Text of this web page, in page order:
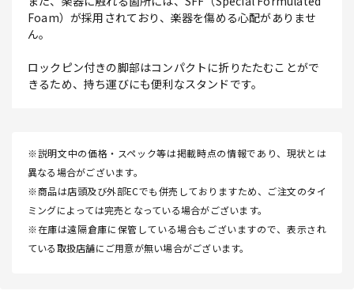
Foam）が採用されており、楽器を傷める心配がありませ
ん。
ロックピン付きの脚部はコンパクトに折りたたむことがで
きるため、持ち運びにも便利なスタンドです。
※説明文中の価格・スペック等は掲載時点の情報であり、現状とは
異なる場合がございます。
※商品は店頭及び外部ECでも併売しておりますため、ご注文のタイ
ミングによっては完売となっている場合がございます。
※在庫は遠隔倉庫に保管している場合もございますので、表示され
ている取扱店舗にご用意が無い場合がございます。